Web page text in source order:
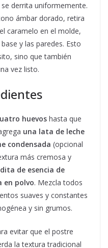
derrita uniformemente.
ámbar dorado, retira
caramelo en el molde,
y las paredes. Esto
sino que también
vez listo.
huevos hasta que
una lata de leche
condensada (opcional
más cremosa y
de esencia de
en polvo. Mezcla todos
suaves y constantes
y sin grumos.
evitar que el postre
la textura tradicional